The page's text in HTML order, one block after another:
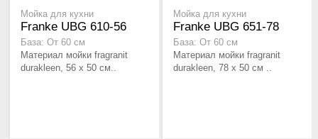
Мойка для кухни
Franke UBG 610-56
База: От 60 см
Материал мойки fragranit
durakleen, 56 x 50 см..
Мойка для кухни
Franke UBG 651-78
База: От 60 см
Материал мойки fragranit
durakleen, 78 x 50 см ..